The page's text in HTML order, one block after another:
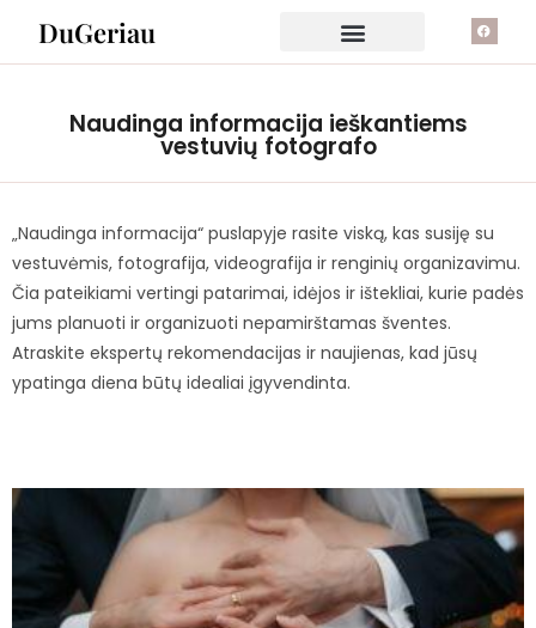
DuGeriau
Naudinga informacija ieškantiems
vestuvių fotografo
„Naudinga informacija“ puslapyje rasite viską, kas susiję su
vestuvėmis, fotografija, videografija ir renginių organizavimu.
Čia pateikiami vertingi patarimai, idėjos ir ištekliai, kurie padės
jums planuoti ir organizuoti nepamirštamas šventes.
Atraskite ekspertų rekomendacijas ir naujienas, kad jūsų
ypatinga diena būtų idealiai įgyvendinta.